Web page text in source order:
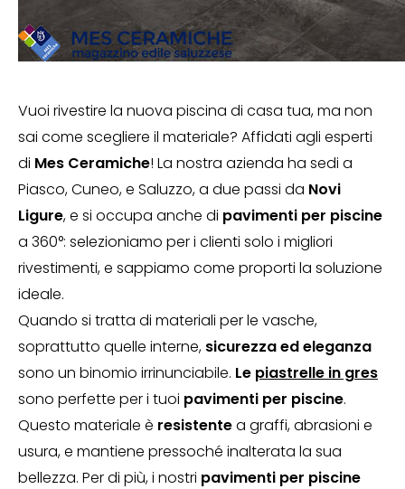
Vuoi rivestire la nuova piscina di casa tua, ma non
sai come scegliere il materiale? Affidati agli esperti
di Mes Ceramiche! La nostra azienda ha sedi a
Piasco, Cuneo, e Saluzzo, a due passi da Novi
Ligure, e si occupa anche di pavimenti per piscine
a 360°: selezioniamo per i clienti solo i migliori
rivestimenti, e sappiamo come proporti la soluzione
ideale.
Quando si tratta di materiali per le vasche,
soprattutto quelle interne, sicurezza ed eleganza
sono un binomio irrinunciabile. Le piastrelle in gres
sono perfette per i tuoi pavimenti per piscine.
Questo materiale è resistentea graffi, abrasioni e
usura, e mantiene pressoché inalterata la sua
bellezza. Per di più, i nostri pavimenti per piscine